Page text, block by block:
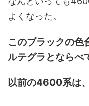
よくなった。
このブラックの色
ルテグラとならべ
以前の4600系は